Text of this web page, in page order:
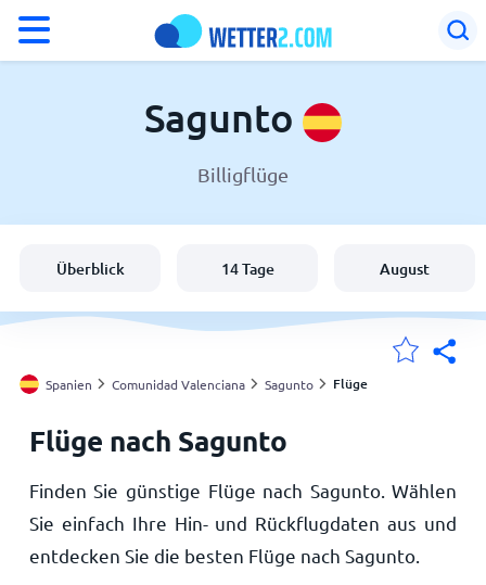
Schweiz
Deutschland
Meine Standorte
Startseite
Sagunto
Billigflüge
Überblick 14 Tage August
Spanien Comunidad Valenciana Sagunto Flüge
Flüge nach Sagunto
Finden Sie günstige Flüge nach Sagunto. Wählen
Sie einfach Ihre Hin- und Rückflugdaten aus und
entdecken Sie die besten Flüge nach Sagunto.